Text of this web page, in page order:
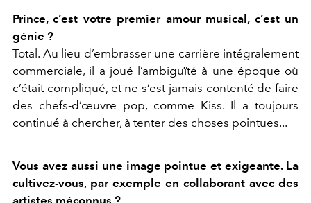
Prince, c’est votre premier amour musical, c’est un
génie ?
Total. Au lieu d’embrasser une carrière intégralement
commerciale, il a joué l’ambiguïté à une époque où
c’était compliqué, et ne s’est jamais contenté de faire
des chefs-d’œuvre pop, comme Kiss. Il a toujours
continué à chercher, à tenter des choses pointues...
Vous avez aussi une image pointue et exigeante. La
cultivez-vous, par exemple en collaborant avec des